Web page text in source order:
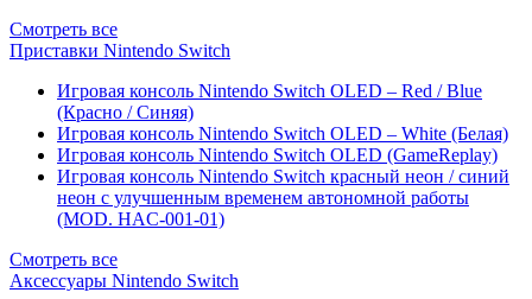
Смотреть все
Приставки Nintendo Switch
Игровая консоль Nintendo Switch OLED – Red / Blue
(Красно / Синяя)
Игровая консоль Nintendo Switch OLED – White (Белая)
Игровая консоль Nintendo Switch OLED (GameReplay)
Игровая консоль Nintendo Switch красный неон / синий
неон с улучшенным временем автономной работы
(MOD. HAC-001-01)
Смотреть все
Аксессуары Nintendo Switch